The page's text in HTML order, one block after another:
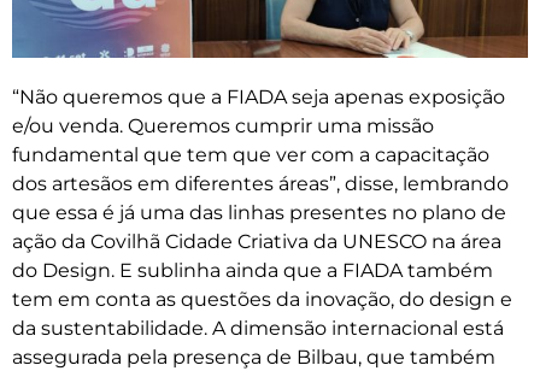
“Não queremos que a FIADA seja apenas exposição
e/ou venda. Queremos cumprir uma missão
fundamental que tem que ver com a capacitação
dos artesãos em diferentes áreas”, disse, lembrando
que essa é já uma das linhas presentes no plano de
ação da Covilhã Cidade Criativa da UNESCO na área
do Design. E sublinha ainda que a FIADA também
tem em conta as questões da inovação, do design e
da sustentabilidade. A dimensão internacional está
assegurada pela presença de Bilbau, que também